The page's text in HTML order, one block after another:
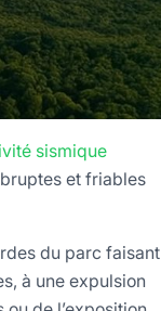
sismique
et friables
du parc faisant
à une expulsion